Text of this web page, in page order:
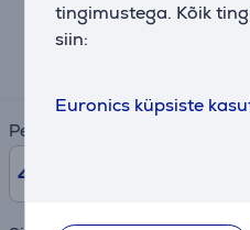
tingimustega. Kõik
siin:
Euronics küpsiste
Periood
48